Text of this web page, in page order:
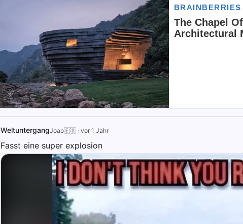
WeltuntergangJoao🇪🇸· vor 1 Jahr
Fasst eine super explosion